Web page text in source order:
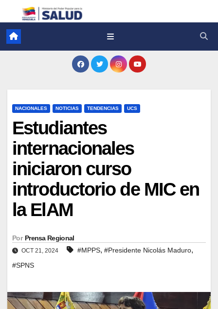
NACIONALES NOTICIAS TENDENCIAS UCS
Estudiantes
internacionales
iniciaron curso
introductorio de MIC en
la ElAM
Por Prensa Regional
OCT 21, 2024 #MPPS, #Presidente Nicolás Maduro,
#SPNS